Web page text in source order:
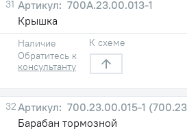
31
700А.23.00.013-1
Крышка
Наличие
Обратитесь к
консультанту
К схеме
32
700.23.00.015-1
Барабан тормозной